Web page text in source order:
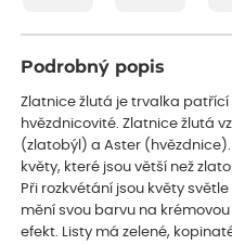
Podrobný popis
Zlatnice žlutá je trvalka
hvězdnicovité. Zlatnice žlutá
(zlatobýl) a Aster
květy, které jsou větší než
Při rozkvétání jsou květy
mění svou barvu na
efekt. Listy má zelené,